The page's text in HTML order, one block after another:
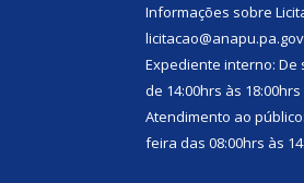
Informações sobre
Expediente interno:
de 14:00hrs às 18:00hrs
Atendimento ao
feira das 08:00hrs às